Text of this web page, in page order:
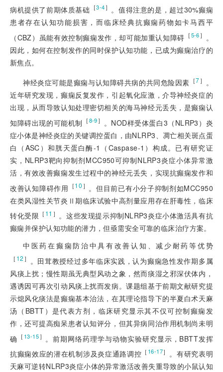
病机提供了前期体质基础 ［3-4］ 。值得注意的是，超过30%癫痫
患者存在认知功能损害，而临床经典抗癫痫药物如卡马西平
（CBZ）虽能有效控制癫痫发作，却可能加重认知障碍 ［5-6］
。
因此，如何在控制发作的同时保护认知功能，已成为癫痫治疗的
新焦点。
神经炎症可能是癫痫与认知障碍共病的共同危险因素 ［7］ 。
近年研究发现，癫痫反复发作，引起氧化应激，介导神经炎症的
出现，从而导致认知处理密切相关的海马神经元丢失，是癫痫认
知障碍出现的可能机制 ［8-9］
。NOD样受体蛋白3（NLRP3）炎
症小体是神经炎症的关键调控蛋白，由NLRP3、凋亡相关斑点蛋
白（ASC）和胱天蛋白酶-1（Caspase-1）构成。已有研究证
实，NLRP3靶向抑制剂MCC950可抑制NLRP3炎症小体异常激
活，有效改善癫痫发生过程中的神经元丢失，实现抗癫痫发作和
改善认知障碍作用 ［10 ］ 。但目前已有小分子抑制剂如MCC950
在类风湿性关节炎Ⅱ期临床试验中高剂量应用存在肝毒性，临床
转化受限 ［ 11 ］ 。这些发现提示抑制NLRP3炎症小体激活具有抗
癫痫并保护认知功能的潜力，但亟需安全可靠的临床治疗方案。
中医药在癫痫防治中具有改善认知、减少耐药等优势
［ 12 ］
。田茸教授经过多年临床实践，认为癫痫急性发作期多属
风痰上扰；慢性期虽无典型风动之象，然而痰湿之邪深伏体内，
遇诱因可再次引动风痰上扰而发病。课题组基于前期文献研究提
示熄风化痰法是癫痫基本治法，在其理论指导下的半夏白术天麻
汤（BBTT）是代表方剂，临床研究显示其不仅可控制癫痫发
作，还可提高痴呆患者认知评分，但其异病同治作用机制尚未明
确 ［ 13-15］ 。前期网络药理学与动物实验研究显示，BBTT发挥
抗癫痫效应的潜在机制涉及炎症通路调控 ［ 16-17］ 。有研究表明
天麻可逆转NLRP3炎症小体的异常激活改善失重导致的小鼠认知